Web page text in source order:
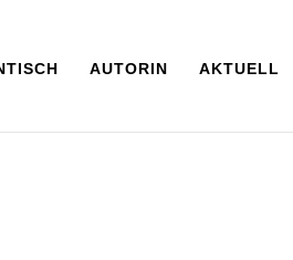
AUTORIN AKTUELL